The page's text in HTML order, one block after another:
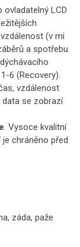
ovladatelný LCD
(v mi
a spotřebu
6 (Recovery).
vzdálenost
data se zobrazí
. Vysoce kvalitní
chráněno před
záda, paže